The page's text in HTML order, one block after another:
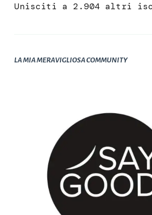
Unisciti a 2.904 altri
LA MIA MERAVIGLIOSA COMMUNITY